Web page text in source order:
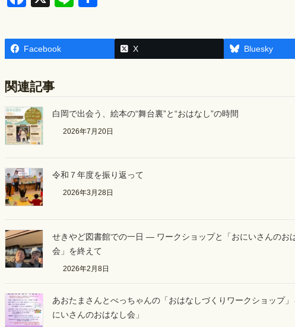
c
e
o
o
k
e
ar
e
Facebook X Bluesky
関連記事
白岡で出会う、絵本の“舞台裏”と“おはなし”の時間
2026年7月20日
令和７年度を振り返って
2026年3月28日
せきやど図書館での一日 ― ワークショップと「おにいさんのお
会」を終えて
2026年2月8日
あおたまさんとべっちゃんの「おはなしづくりワークショップ」
にいさんのおはなし会」